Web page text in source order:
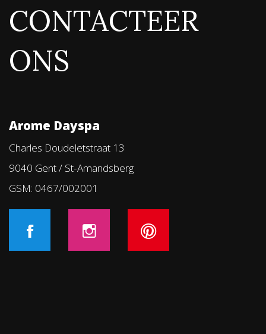
CONTACTEER
ONS
Arome Dayspa
Charles Doudeletstraat 13
9040 Gent / St-Amandsberg
GSM: 0467/002001